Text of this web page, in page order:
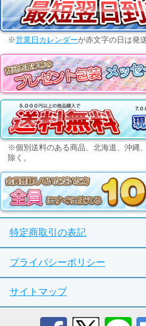
※営業日カレンダーが赤文字の日は発
※個別送料のある商品、北海道、沖縄
除く。
特定商取引の表記
プライバシーポリシー
サイトマップ